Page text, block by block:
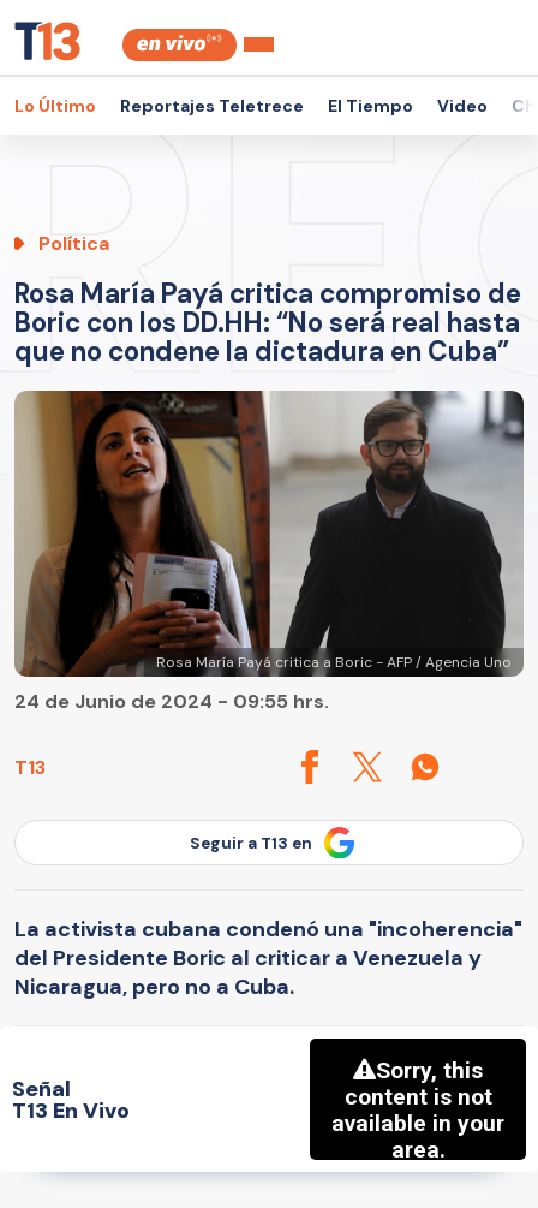
Lo Último Reportajes Teletrece El Tiempo Video
Política
Rosa María Payá critica compromiso de
Boric con los DD.HH: “No será real hasta
que no condene la dictadura en Cuba”
Rosa María Payá critica a Boric - AFP / Agencia Uno
T13
24 de Junio de 2024 - 09:55 hrs.
Seguir a T13 en
La activista cubana condenó una "incoherencia"
del Presidente Boric al criticar a Venezuela y
Nicaragua, pero no a Cuba.
Señal
T13 En Vivo